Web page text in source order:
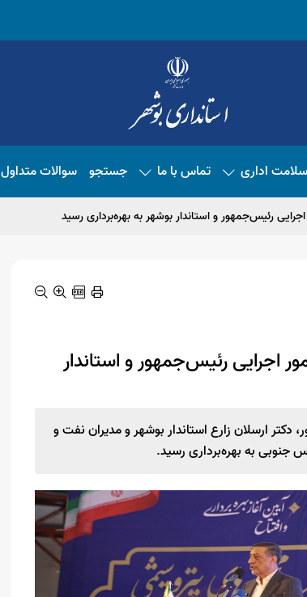
اداری تماس با ما جستجو سوالات متداول
رئیس‌جمهور و استاندار بوشهر به بهره‌برداری رسید
اجرایی رئیس‌جمهور و استاندار
دکتر ارسلان زارع استاندار بوشهر و مدیران نفت و
جنوبی به بهره‌برداری رسید.